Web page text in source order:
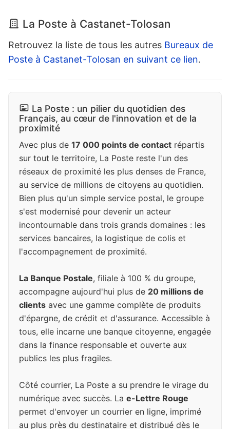
La Poste à Castanet-Tolosan
Retrouvez la liste de tous les autres Bureaux de
Poste à Castanet-Tolosan en suivant ce lien.
La Poste : un pilier du quotidien des
Français, au cœur de l'innovation et de la
proximité
Avec plus de 17 000 points de contact répartis
sur tout le territoire, La Poste reste l'un des
réseaux de proximité les plus denses de France,
au service de millions de citoyens au quotidien.
Bien plus qu'un simple service postal, le groupe
s'est modernisé pour devenir un acteur
incontournable dans trois grands domaines : les
services bancaires, la logistique de colis et
l'accompagnement de proximité.
La Banque Postale, filiale à 100 % du groupe,
accompagne aujourd'hui plus de 20 millions de
clients avec une gamme complète de produits
d'épargne, de crédit et d'assurance. Accessible à
tous, elle incarne une banque citoyenne, engagée
dans la finance responsable et ouverte aux
publics les plus fragiles.
Côté courrier, La Poste a su prendre le virage du
numérique avec succès. La e-Lettre Rouge
permet d'envoyer un courrier en ligne, imprimé
au plus près du destinataire et distribué dès le